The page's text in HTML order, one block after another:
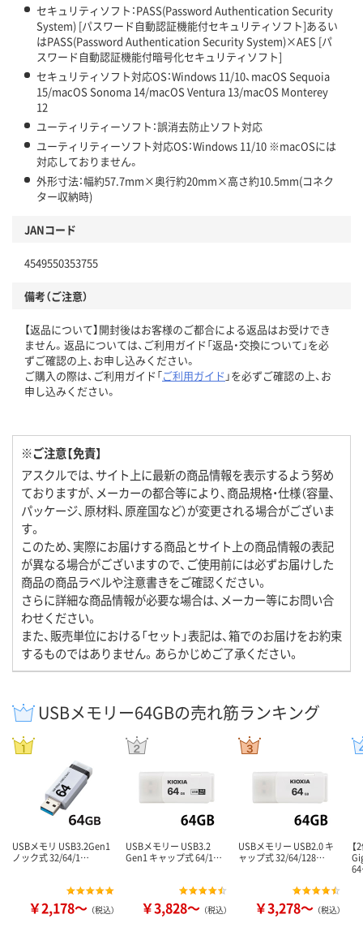
セキュリティソフト：PASS(Password Authentication Security
System) [パスワード自動認証機能付セキュリティソフト]あるい
はPASS(Password Authentication Security System)×AES [パ
スワード自動認証機能付暗号化セキュリティソフト]
セキュリティソフト対応OS：Windows 11/10、macOS Sequoia
15/macOS Sonoma 14/macOS Ventura 13/macOS Monterey
12
ユーティリティーソフト：誤消去防止ソフト対応
ユーティリティーソフト対応OS：Windows 11/10 ※macOSには
対応しておりません。
外形寸法：幅約57.7mm×奥行約20mm×高さ約10.5mm(コネク
ター収納時)
JANコード
4549550353755
備考（ご注意）
【返品について】開封後はお客様のご都合による返品はお受けでき
ません。返品については、ご利用ガイド「返品・交換について」を必
ずご確認の上、お申し込みください。
ご購入の際は、ご利用ガイド「ご利用ガイド 」を必ずご確認の上、お
申し込みください。
※ご注意【免責】
アスクルでは、サイト上に最新の商品情報を表示するよう努め
ておりますが、メーカーの都合等により、商品規格・仕様（容量、
パッケージ、原材料、原産国など）が変更される場合がございま
す。
このため、実際にお届けする商品とサイト上の商品情報の表記
が異なる場合がございますので、ご使用前には必ずお届けした
商品の商品ラベルや注意書きをご確認ください。
さらに詳細な商品情報が必要な場合は、メーカー等にお問い合
わせください。
また、販売単位における「セット」表記は、箱でのお届けをお約束
するものではありません。あらかじめご了承ください。
USBメモリー64GBの売れ筋ランキング
USBメモリ USB3.2Gen1
ノック式 32/64/1…
￥2,178～ （税込）
USBメモリー USB3.2
Gen1 キャップ式 64/1…
￥3,828～ （税込）
USBメモリー USB2.0 キ
ャップ式 32/64/128…
￥3,278～ （税込）
【